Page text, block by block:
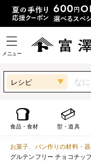
メニュー
レシピ
食品・食材 型・道具
お菓子、パン作りの材料・器
グルテンフリー チョコチッ